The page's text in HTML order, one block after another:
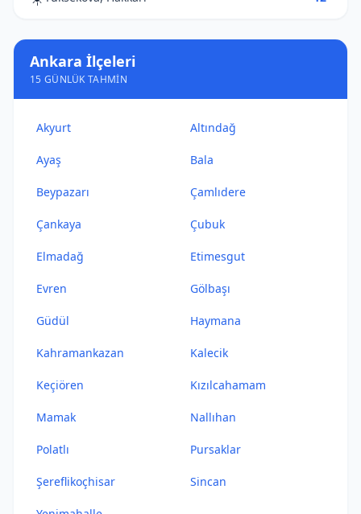
Ankara İlçeleri
15 GÜNLÜK TAHMIN
Akyurt Altındağ
Ayaş Bala
Beypazarı Çamlıdere
Çankaya Çubuk
Elmadağ Etimesgut
Evren Gölbaşı
Güdül Haymana
Kahramankazan Kalecik
Keçiören Kızılcahamam
Mamak Nallıhan
Polatlı Pursaklar
Şereflikoçhisar Sincan